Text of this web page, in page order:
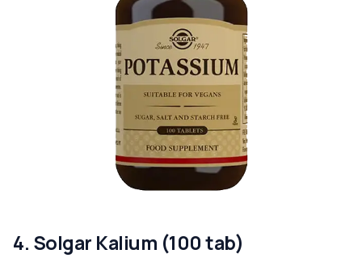
4. Solgar Kalium (100 tab)